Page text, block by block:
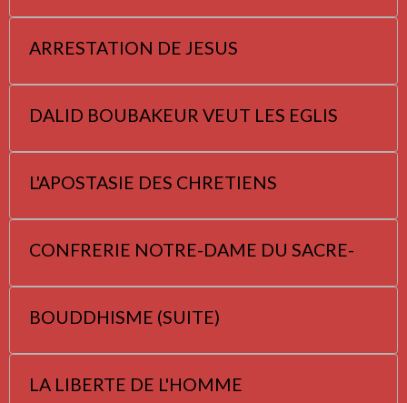
ARRESTATION DE JESUS
DALID BOUBAKEUR VEUT LES EGLIS
L'APOSTASIE DES CHRETIENS
CONFRERIE NOTRE-DAME DU SACRE-
BOUDDHISME (SUITE)
LA LIBERTE DE L'HOMME